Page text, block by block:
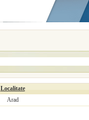
Localitate
Arad